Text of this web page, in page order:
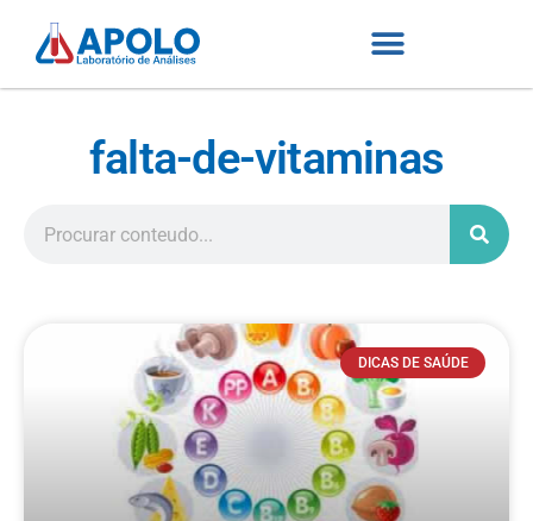
falta-de-vitaminas
DICAS DE SAÚDE